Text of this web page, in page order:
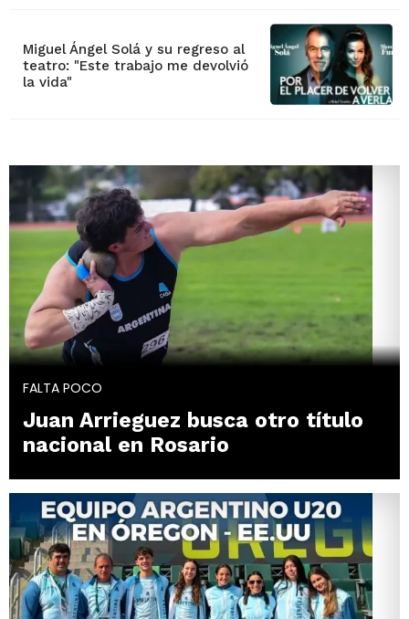
Miguel Ángel Solá y su regreso al
teatro: "Este trabajo me devolvió
la vida"
FALTA POCO
Juan Arrieguez busca otro título
nacional en Rosario